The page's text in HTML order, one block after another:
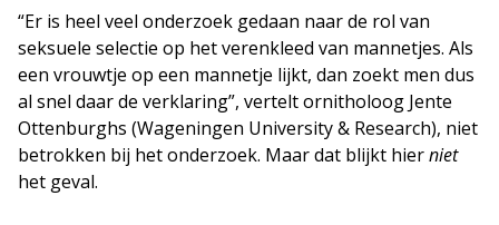
“Er is heel veel onderzoek gedaan naar de rol van
seksuele selectie op het verenkleed van mannetjes. Als
een vrouwtje op een mannetje lijkt, dan zoekt men dus
al snel daar de verklaring”, vertelt ornitholoog Jente
Ottenburghs (Wageningen University & Research), niet
betrokken bij het onderzoek. Maar dat blijkt hierniet
het geval.